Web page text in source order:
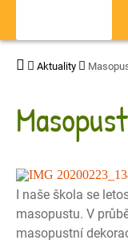
Aktuality
Masopust
I naše škola se
masopustu. V
masopustní